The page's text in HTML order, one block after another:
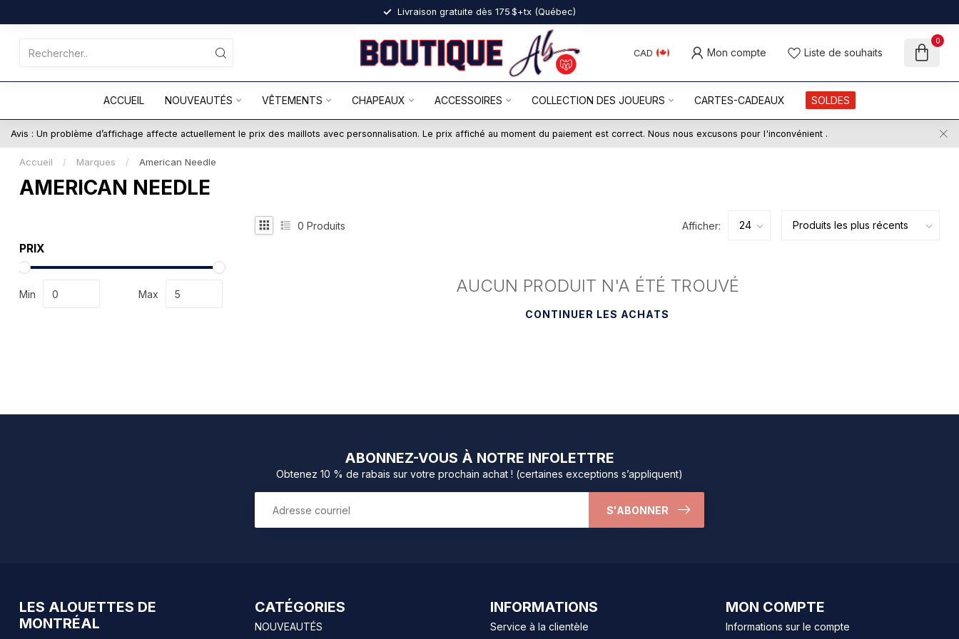
Livraison gratuite dès 175 $+tx (Québec)
CAD Mon compte Liste de souhaits
0
ACCUEIL NOUVEAUTÉS VÊTEMENTS CHAPEAUX ACCESSOIRES COLLECTION DES JOUEURS CARTES-CADEAUX SOLDES
Avis : Un problème d’affichage affecte actuellement le prix des maillots avec personnalisation. Le prix affiché au moment du paiement est correct. Nous nous excusons pour l'inconvénient .
Accueil / Marques / American Needle
AMERICAN NEEDLE
PRIX
Min Max
0 Produits Afficher:
AUCUN PRODUIT N'A ÉTÉ TROUVÉ
CONTINUER LES ACHATS
ABONNEZ-VOUS À NOTRE INFOLETTRE
Obtenez 10 % de rabais sur votre prochain achat ! (certaines exceptions s’appliquent)
S'ABONNER
LES ALOUETTES DE
MONTRÉAL
CATÉGORIES
NOUVEAUTÉS
INFORMATIONS
Service à la clientèle
MON COMPTE
Informations sur le compte